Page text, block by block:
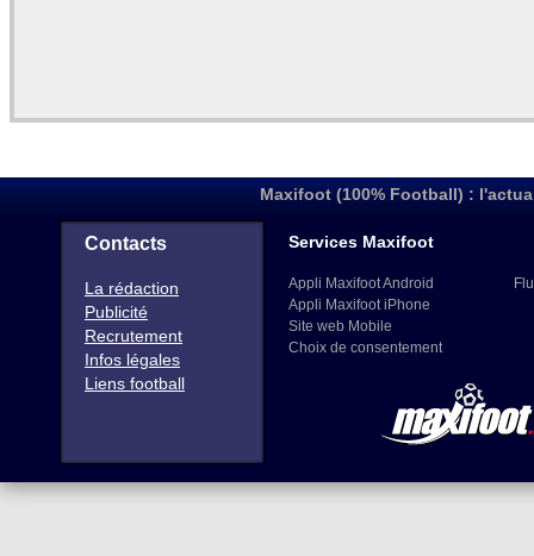
Maxifoot (100% Football) :
Contacts
La rédaction
Publicité
Recrutement
Infos légales
Liens football
Services Maxifoot
Appli Maxifoot Android
Appli Maxifoot iPhone
Site web Mobile
Choix de consentement